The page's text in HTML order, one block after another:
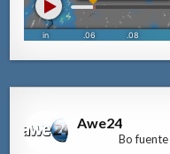
Awe24
Bo